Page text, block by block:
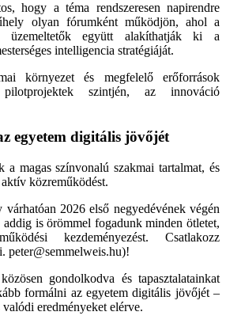
hogy a téma rendszeresen napirendre
olyan fórumként működjön, ahol a
üzemeltetők együtt alakíthatják ki a
intelligencia stratégiáját.
környezet és megfelelő erőforrások
pilotprojektek szintjén, az innováció
egyetem digitális jövőjét
a magas színvonalú szakmai tartalmat, és
közreműködést.
2026 első negyedévének végén
addig is örömmel fogadunk minden ötletet,
kezdeményezést. Csatlakozz
peter@semmelweis.hu)!
gondolkodva és tapasztalatainkat
formálni az egyetem digitális jövőjét –
eredményeket elérve.